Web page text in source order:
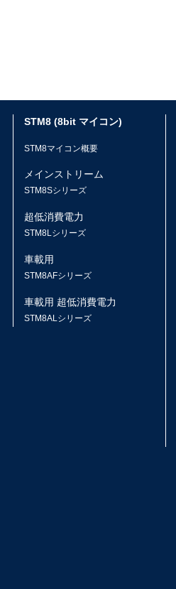
STM8 (8bit マイコン)
STM8マイコン概要
メインストリーム
STM8Sシリーズ
超低消費電力
STM8Lシリーズ
車載用
STM8AFシリーズ
車載用 超低消費電力
STM8ALシリーズ